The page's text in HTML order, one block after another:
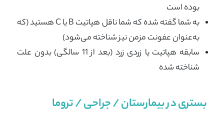
بوده است
به شما گفته شده که شما ناقل هپاتیت B یا C هستید (که
به‌عنوان عفونت مزمن نیز شناخته می‌شود)
سابقه هپاتیت یا زردی زرد (بعد از 11 سالگی) بدون علت
شناخته شده
بستری در بیمارستان / جراحی / تروما